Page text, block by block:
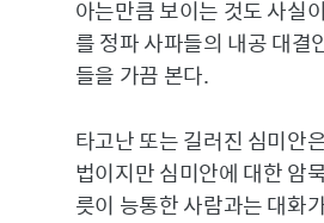
아는만큼 보이는 것도 사실
를 정파 사파들의 내공 대결
들을 가끔 본다.
타고난 또는 길러진 심미안
법이지만 심미안에 대한 암
릇이 능통한 사람과는 대화